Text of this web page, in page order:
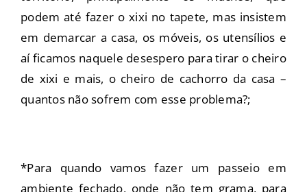
podem até fazer o xixi no tapete, mas insistem
em demarcar a casa, os móveis, os utensílios e
aí ficamos naquele desespero para tirar o cheiro
de xixi e mais, o cheiro de cachorro da casa –
quantos não sofrem com esse problema?;
*Para quando vamos fazer um passeio em
ambiente fechado, onde não tem grama, para